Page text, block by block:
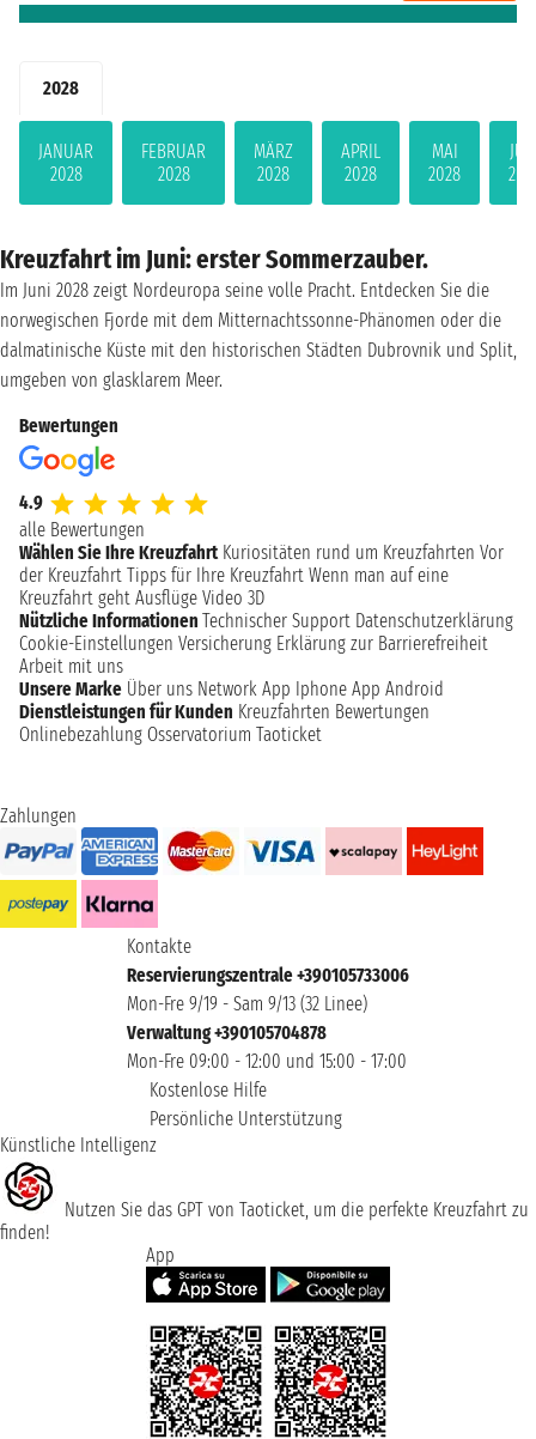
2028
JANUAR
2028
FEBRUAR
2028
MÄRZ
2028
APRIL
2028
MAI
2028
Kreuzfahrt im Juni: erster Sommerzauber.
Im Juni 2028 zeigt Nordeuropa seine volle Pracht. Entdecken Sie die
norwegischen Fjorde mit dem Mitternachtssonne-Phänomen oder die
dalmatinische Küste mit den historischen Städten Dubrovnik und Split,
umgeben von glasklarem Meer.
Bewertungen
4.9
alle Bewertungen
Wählen Sie Ihre Kreuzfahrt Kuriositäten rund um Kreuzfahrten Vor
der Kreuzfahrt Tipps für Ihre Kreuzfahrt Wenn man auf eine
Kreuzfahrt geht Ausflüge Video 3D
Nützliche Informationen Technischer Support Datenschutzerklärung
Cookie-Einstellungen Versicherung Erklärung zur Barrierefreiheit
Arbeit mit uns
Unsere Marke Über uns Network App Iphone App Android
Dienstleistungen für Kunden Kreuzfahrten Bewertungen
Onlinebezahlung Osservatorium Taoticket
Zahlungen
Kontakte
Reservierungszentrale +390105733006
Mon-Fre 9/19 - Sam 9/13 (32 Linee)
Verwaltung +390105704878
Mon-Fre 09:00 - 12:00 und 15:00 - 17:00
Kostenlose Hilfe
Persönliche Unterstützung
Künstliche Intelligenz
Nutzen Sie das GPT von Taoticket, um die perfekte Kreuzfahrt zu
finden!
App